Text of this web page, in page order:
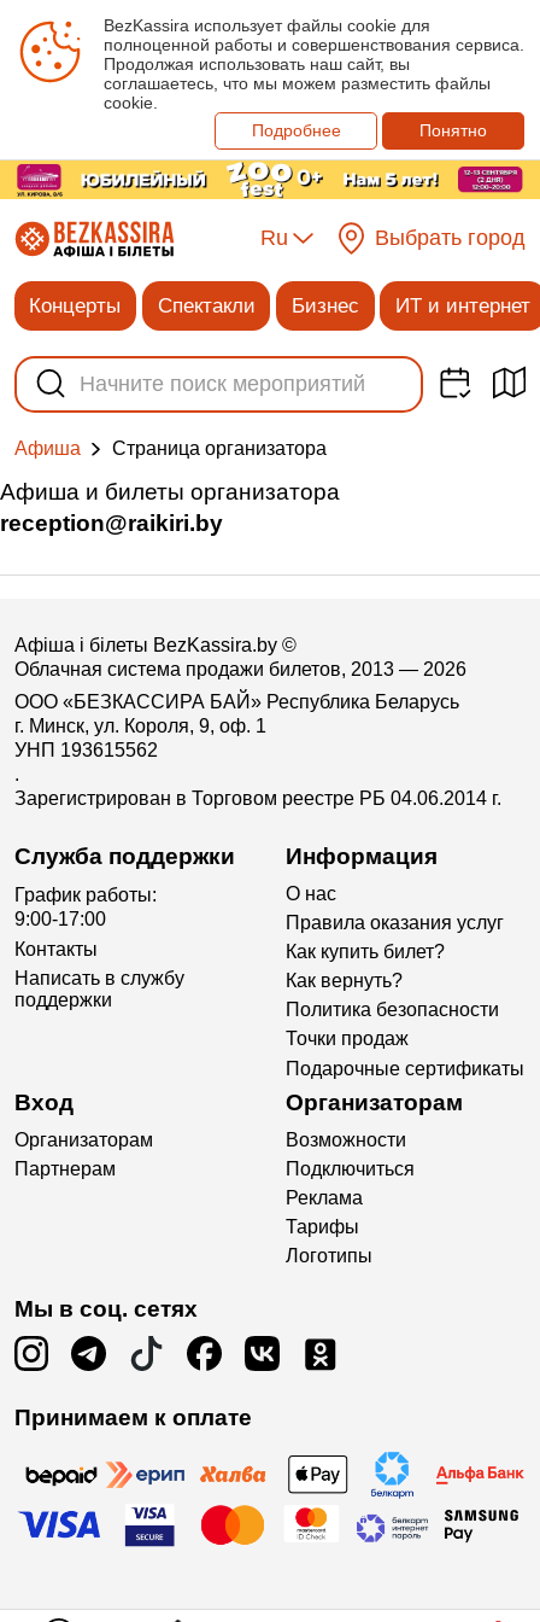
BezKassira использует файлы cookie для
полноценной работы и совершенствования сервиса.
Продолжая использовать наш сайт, вы
соглашаетесь, что мы можем разместить файлы
cookie.
Подробнее
Понятно
Ru Выбрать город
Концерты Спектакли Бизнес ИТ и интернет
Афиша Cтраница организатора
Афиша и билеты организатора
reception@raikiri.by
Афіша і білеты BezKassira.by ©
Облачная система продажи билетов, 2013 — 2026
ООО «БЕЗКАССИРА БАЙ» Республика Беларусь
г. Минск, ул. Короля, 9, оф. 1
УНП 193615562
.
Зарегистрирован в Торговом реестре РБ 04.06.2014 г.
Служба поддержки
График работы:
9:00-17:00
Контакты
Написать в службу
поддержки
Информация
О нас
Правила оказания услуг
Как купить билет?
Как вернуть?
Политика безопасности
Точки продаж
Подарочные сертификаты
Вход
Организаторам
Партнерам
Организаторам
Возможности
Подключиться
Реклама
Тарифы
Логотипы
Мы в соц. сетях
Принимаем к оплате